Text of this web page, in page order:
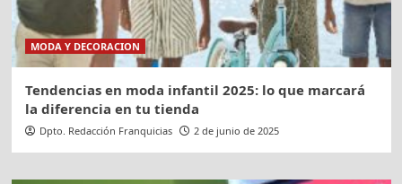
MODA Y DECORACION
Tendencias en moda infantil 2025: lo que marcará
la diferencia en tu tienda
Dpto. Redacción Franquicias 2 de junio de 2025